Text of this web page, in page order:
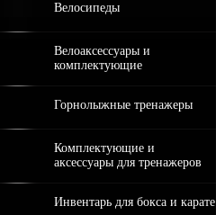
Велосипеды
Велоаксессуары и
комплектующие
Горнолыжные тренажеры
Комплектующие и
аксессуары для тренажеров
Инвентарь для бокса и карате